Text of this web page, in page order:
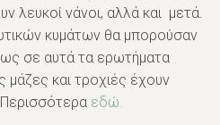
λευκοί νάνοι, αλλά και μετά.
κυμάτων θα μπορούσαν
σε αυτά τα ερωτήματα
μάζες και τροχιές έχουν
εδώ.